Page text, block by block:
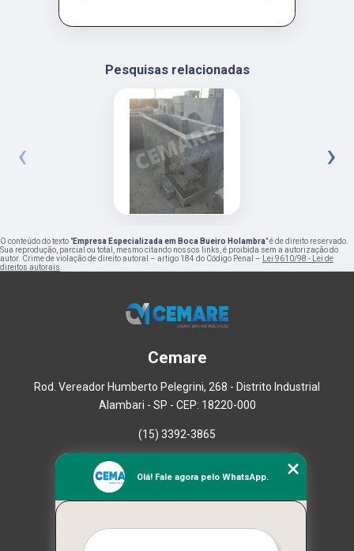
Pesquisas relacionadas
‹ ›
O conteúdo do texto "Empresa Especializada em Boca Bueiro Holambra" é de direito reservado.
Sua reprodução, parcial ou total, mesmo citando nossos links, é proibida sem a autorização do
autor. Crime de violação de direito autoral – artigo 184 do Código Penal –
Lei 9610/98 - Lei de
direitos autorais
Cemare
Rod. Vereador Humberto Pelegrini, 268 - Distrito Industrial
Alambari - SP - CEP: 18220-000
(15) 3392-3865
Empresa
Missão
Olá! Fale agora pelo WhatsApp.